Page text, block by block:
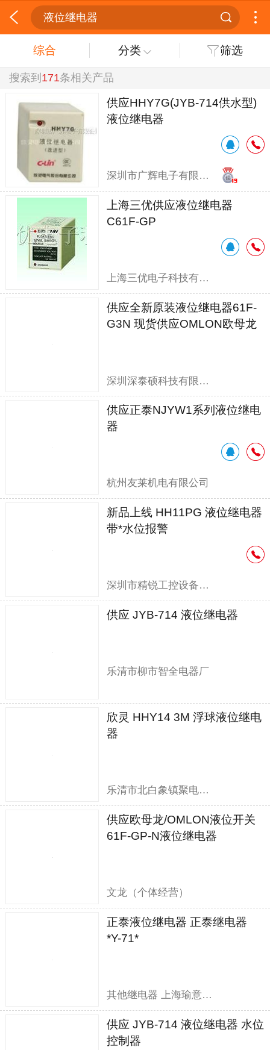
液位继电器
综合 分类 筛选
搜索到 171条相关产品
供应HHY7G(JYB-714供水型)
液位继电器
深圳市广辉电子有限公司
上海三优供应液位继电器
C61F-GP
上海三优电子科技有限公司
供应全新原装液位继电器61F-
G3N 现货供应OMLON欧母龙
深圳深泰硕科技有限公司
供应正泰NJYW1系列液位继电
器
杭州友莱机电有限公司
新品上线 HH11PG 液位继电器
带*水位报警
深圳市精锐工控设备有限公司
供应 JYB-714 液位继电器
乐清市柳市智全电器厂
欣灵 HHY14 3M 浮球液位继电
器
乐清市北白象镇聚电电器销售部
供应欧母龙/OMLON液位开关
61F-GP-N液位继电器
文龙（个体经营）
正泰液位继电器 正泰继电器
*Y-71*
其他继电器 上海瑜意机电设备有限公司
供应 JYB-714 液位继电器 水位
控制器